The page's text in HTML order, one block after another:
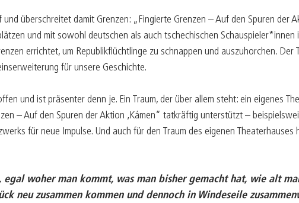
überschreitet damit Grenzen: „Fingierte Grenzen – Auf den Spuren der
und mit sowohl deutschen als auch tschechischen Schauspieler*innen
errichtet, um Republikflüchtlinge zu schnappen und auszuhorchen.
für unsere Geschichte.
und ist präsenter denn je. Ein Traum, der über allem steht: ein eigenes
– Auf den Spuren der Aktion ‚Kámen“ tatkräftig unterstützt –
für neue Impulse. Und auch für den Traum des eigenen
woher man kommt, was man bisher gemacht hat, wie alt
neu zusammen kommen und dennoch in Windeseile